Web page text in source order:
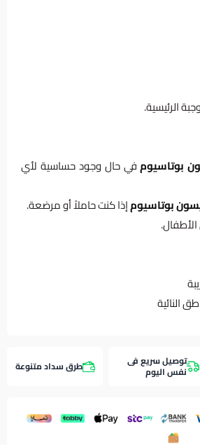
الرئيسية.
بوتاسيومفي حال وجود حساسية لأي
بوتاسيومإذا كنت حاملاً أو مرضعة.
توصيل سريع فى
نفس اليوم طرق سداد متنوعة